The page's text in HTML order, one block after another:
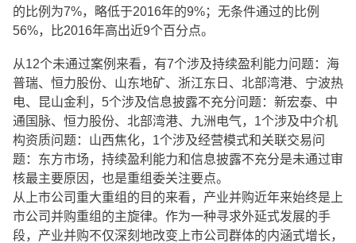
的比例为7%，略低于2016年的9%；无条件通过的比例
56%，比2016年高出近9个百分点。
从12个未通过案例来看，有7个涉及持续盈利能力问题：海
普瑞、恒力股份、山东地矿、浙江东日、北部湾港、宁波热
电、昆山金利，5个涉及信息披露不充分问题：新宏泰、中
通国脉、恒力股份、北部湾港、九洲电气，1个涉及中介机
构资质问题：山西焦化，1个涉及经营模式和关联交易问
题：东方市场，持续盈利能力和信息披露不充分是未通过审
核最主要原因，也是重组委关注要点。
从上市公司重大重组的目的来看，产业并购近年来始终是上
市公司并购重组的主旋律。作为一种寻求外延式发展的手
段，产业并购不仅深刻地改变上市公司群体的内涵式增长，